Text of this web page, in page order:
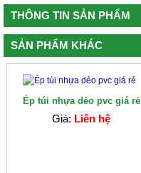
THÔNG TIN SẢN PHẨM
SẢN PHẨM KHÁC
Ép túi nhựa dẻo pvc giá rẻ
Giá: Liên hệ